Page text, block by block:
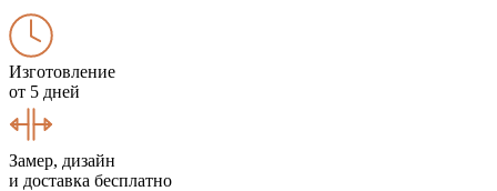
Изготовление
от 5 дней
Замер, дизайн
и доставка бесплатно